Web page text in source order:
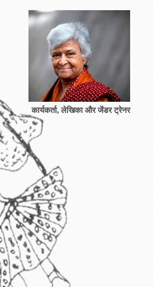
कार्यकर्ता, लेखिका और जेंडर ट्रेनर